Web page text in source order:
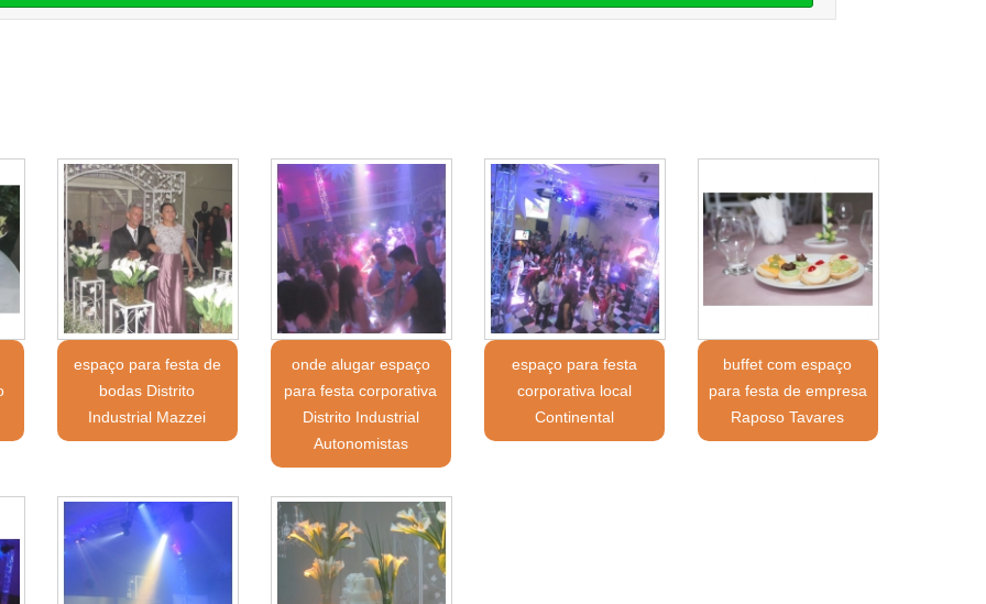
espaço para festa de
bodas Distrito
Industrial Mazzei
onde alugar espaço
para festa corporativa
Distrito Industrial
Autonomistas
espaço para festa
corporativa local
Continental
buffet com espaço
para festa de empresa
Raposo Tavares